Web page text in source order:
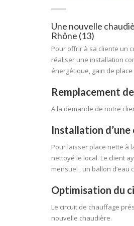
Une nouvelle
Rhône (13)
Pour offrir à sa cliente un
réaliser une installation
énergétique, gain de
Remplacement
A la demande de notre
Installation d’une
Pour laisser place nette à
nettoyé le local. Le client
mensuel , un ballon
Optimisation du
Le circuit de chauffage
nouvelle chaudière.